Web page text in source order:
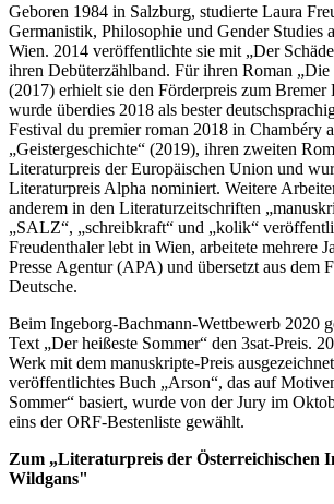
Geboren 1984 in Salzburg, studierte Laura
Germanistik, Philosophie und Gender Studies
Wien. 2014 veröffentlichte sie mit „Der
ihren Debüterzählband. Für ihren Roman
(2017) erhielt sie den Förderpreis zum Bremer
wurde überdies 2018 als bester
Festival du premier roman 2018 in Chambéry
„Geistergeschichte“ (2019), ihren zweiten
Literaturpreis der Europäischen Union und
Literaturpreis Alpha nominiert. Weitere
anderem in den Literaturzeitschriften
„SALZ“, „schreibkraft“ und „kolik“
Freudenthaler lebt in Wien, arbeitete mehrere
Presse Agentur (APA) und übersetzt aus dem
Deutsche.
Beim Ingeborg-Bachmann-Wettbewerb 2020
Text „Der heißeste Sommer“ den 3sat-Preis.
Werk mit dem manuskripte-Preis
veröffentlichtes Buch „Arson“, das auf
Sommer“ basiert, wurde von der Jury im
eins der ORF-Bestenliste gewählt.
Zum „Literaturpreis der Österreichischen
Wildgans"